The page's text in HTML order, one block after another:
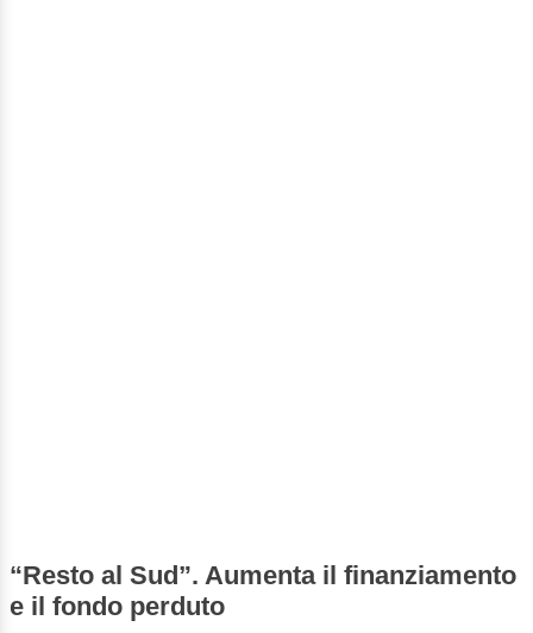
“Resto al Sud”. Aumenta il finanziamento
e il fondo perduto